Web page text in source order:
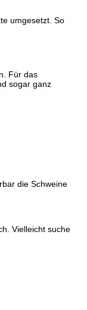
umgesetzt. So
Für das
sogar ganz
die Schweine
Vielleicht suche